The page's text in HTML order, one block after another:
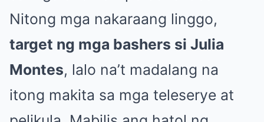
Nitong mga nakaraang linggo,
target ng mga bashers si Julia
Montes, lalo na’t madalang na
itong makita sa mga teleserye at